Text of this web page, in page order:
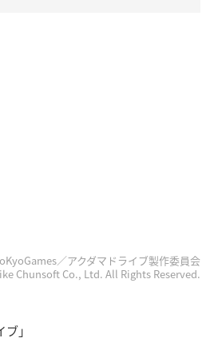
／アクダマドライブ製作委員会
Chunsoft Co., Ltd. All Rights Reserved.
」